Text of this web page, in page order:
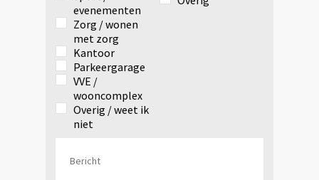
evenementen
Zorg / wonen
met zorg
Kantoor
Parkeergarage
VVE /
wooncomplex
Overig / weet ik
niet